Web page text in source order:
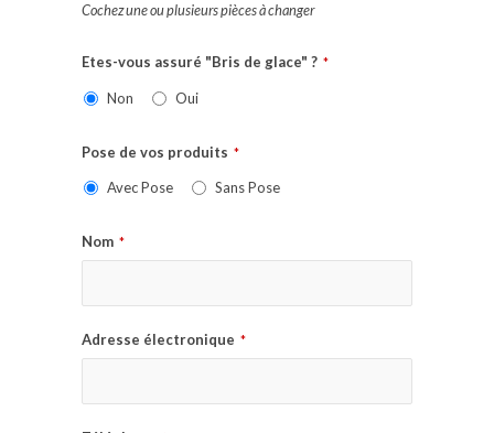
Cochez une ou plusieurs pièces à changer
Etes-vous assuré "Bris de glace" ? *
Non Oui
Pose de vos produits *
Avec Pose Sans Pose
Nom *
Adresse électronique *